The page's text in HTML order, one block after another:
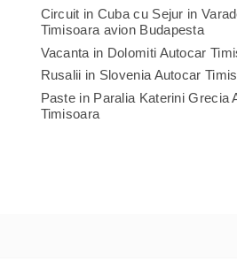
Circuit in Cuba cu Sejur in
Timisoara avion Budapesta
Vacanta in Dolomiti Autocar
Rusalii in Slovenia Autocar
Paste in Paralia Katerini Grecia
Timisoara